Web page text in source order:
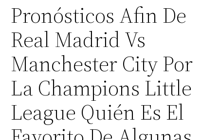
Pronósticos Afin De
Real Madrid Vs
Manchester City Por
La Champions Little
League Quién Es El